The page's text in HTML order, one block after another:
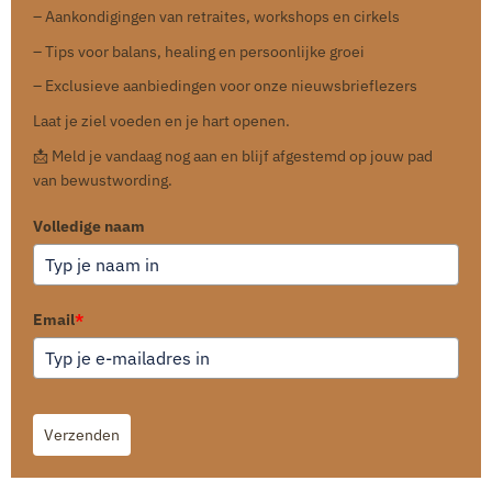
– Aankondigingen van retraites, workshops en cirkels
– Tips voor balans, healing en persoonlijke groei
– Exclusieve aanbiedingen voor onze nieuwsbrieflezers
Laat je ziel voeden en je hart openen.
📩 Meld je vandaag nog aan en blijf afgestemd op jouw pad
van bewustwording.
Volledige naam
Email*
Verzenden